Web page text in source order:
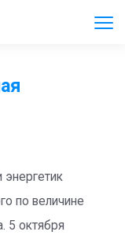
по величине
5 октября